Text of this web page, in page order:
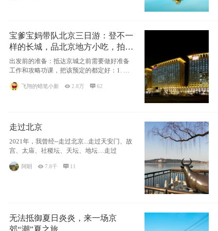
宝爹宝妈带队北京三日游：登不一
样的长城，品北京地方小吃，拍盘
古七星夜景！
出发前的准备：抵达京城之前需要做好准备
工作和攻略功课，把该预定的都定好：1. 酒
飞翔的蜡笔小新 2.8万 62
走过北京
2021年，我曾经--走过北京...走过天安门、故
宫、太庙、社稷坛、天坛、地坛…走过
阿眀 7.8千  11
无法抵御夏日炎炎，来一场京